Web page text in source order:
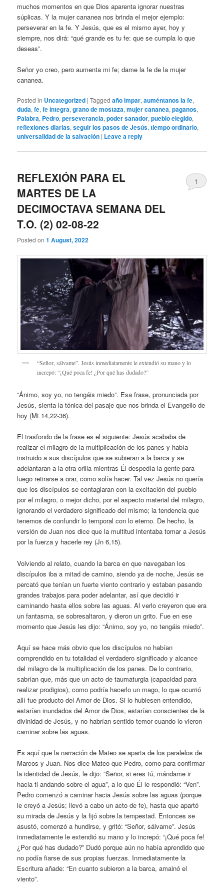
muchos momentos en que Dios aparenta ignorar nuestras
súplicas. Y la mujer cananea nos brinda el mejor ejemplo:
perseverar en la fe. Y Jesús, que es el mismo ayer, hoy y
siempre, nos dirá: “qué grande es tu fe: que se cumpla lo que
deseas”.
Señor yo creo, pero aumenta mi fe; dame la fe de la mujer
cananea.
Posted in Uncategorized |Tagged año impar,auméntanos la fe,
duda,fe,fe íntegra,grano de mostaza,mujer cananea,paganos,
Palabra, Pedro,perseverancia,poder sanador,pueblo elegido,
reflexiones diarias,seguir los pasos de Jesús,tiempo ordinario,
universalidad de la salvación | Leave a reply
REFLEXIÓN PARA EL
MARTES DE LA
DECIMOCTAVA SEMANA DEL
T.O. (2) 02-08-22
Posted on1 August, 2022
1
“Señor, sálvame”. Jesús inmediatamente le extendió su mano y lo
increpó: “¡Qué poca fe! ¿Por qué has dudado?”
“Ánimo, soy yo, no tengáis miedo”. Esa frase, pronunciada por
Jesús, sienta la tónica del pasaje que nos brinda el Evangelio de
hoy (Mt 14,22-36).
El trasfondo de la frase es el siguiente: Jesús acababa de
realizar el milagro de la multiplicación de los panes y había
instruido a sus discípulos que se subieran a la barca y se
adelantaran a la otra orilla mientras Él despedía la gente para
luego retirarse a orar, como solía hacer. Tal vez Jesús no quería
que los discípulos se contagiaran con la excitación del pueblo
por el milagro, o mejor dicho, por el aspecto material del milagro,
ignorando el verdadero significado del mismo; la tendencia que
tenemos de confundir lo temporal con lo eterno. De hecho, la
versión de Juan nos dice que la multitud intentaba tomar a Jesús
por la fuerza y hacerle rey (Jn 6,15).
Volviendo al relato, cuando la barca en que navegaban los
discípulos iba a mitad de camino, siendo ya de noche, Jesús se
percató que tenían un fuerte viento contrario y estaban pasando
grandes trabajos para poder adelantar, así que decidió ir
caminando hasta ellos sobre las aguas. Al verlo creyeron que era
un fantasma, se sobresaltaron, y dieron un grito. Fue en ese
momento que Jesús les dijo: “Ánimo, soy yo, no tengáis miedo”.
Aquí se hace más obvio que los discípulos no habían
comprendido en tu totalidad el verdadero significado y alcance
del milagro de la multiplicación de los panes. De lo contrario,
sabrían que, más que un acto de taumaturgia (capacidad para
realizar prodigios), como podría hacerlo un mago, lo que ocurrió
allí fue producto del Amor de Dios. Si lo hubiesen entendido,
estarían inundados del Amor de Dios, estarían conscientes de la
divinidad de Jesús, y no habrían sentido temor cuando lo vieron
caminar sobre las aguas.
Es aquí que la narración de Mateo se aparta de los paralelos de
Marcos y Juan. Nos dice Mateo que Pedro, como para confirmar
la identidad de Jesús, le dijo: “Señor, si eres tú, mándame ir
hacia ti andando sobre el agua”, a lo que Él le respondió: “Ven”.
Pedro comenzó a caminar hacia Jesús sobre las aguas (porque
le creyó a Jesús; llevó a cabo un acto de fe), hasta que apartó
su mirada de Jesús y la fijó sobre la tempestad. Entonces se
asustó, comenzó a hundirse, y gritó: “Señor, sálvame”. Jesús
inmediatamente le extendió su mano y lo increpó: “¡Qué poca fe!
¿Por qué has dudado?” Dudó porque aún no había aprendido que
no podía fiarse de sus propias fuerzas. Inmediatamente la
Escritura añade: “En cuanto subieron a la barca, amainó el
viento”.